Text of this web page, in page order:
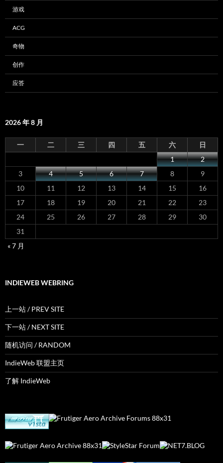
游戏
ACG
奇物
创作
应答
2026 年 8 月
一 二 三 四 五 六
日
1
2
3
4 5 6 7 8
9
10
11 12 13 14 15
16
17
18 19 20 21 22
23
24
25 26 27 28 29
30
31
« 7 月
INDIEWEB WEBRING
上一站 / PREV SITE
下一站 / NEXT SITE
随机访问 / RANDOM
IndieWeb 联盟主页
了解 IndieWeb